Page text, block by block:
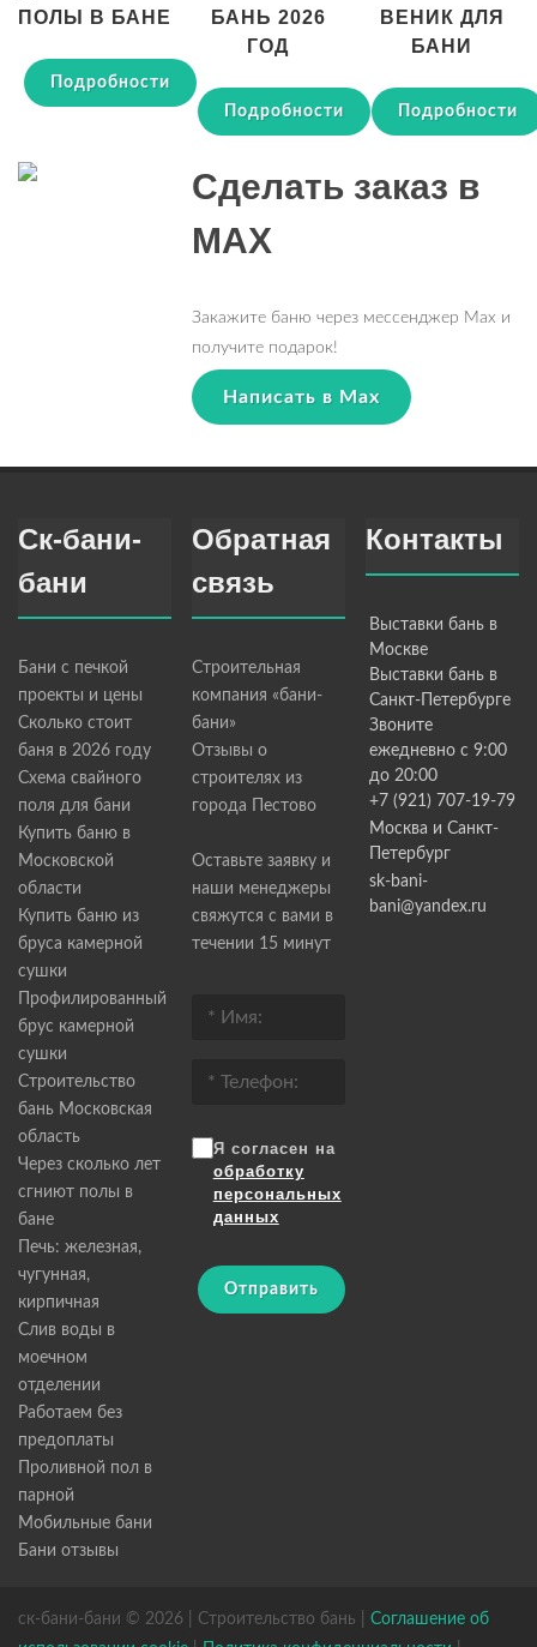
ПОЛЫ В БАНЕ
Подробности
БАНЬ 2026
ГОД
Подробности
ВЕНИК ДЛЯ
БАНИ
Подробности
Сделать заказ в
MAX
Закажите баню через мессенджер Max и
получите подарок!
Написать в Max
Ск-бани-
бани
Бани с печкой
проекты и цены
Сколько стоит
баня в 2026 году
Схема свайного
поля для бани
Купить баню в
Московской
области
Купить баню из
бруса камерной
сушки
Профилированный
брус камерной
сушки
Строительство
бань Московская
область
Через сколько лет
сгниют полы в
бане
Печь: железная,
чугунная,
кирпичная
Слив воды в
моечном
отделении
Работаем без
предоплаты
Проливной пол в
парной
Мобильные бани
Бани отзывы
Обратная
связь
Строительная
компания «бани-
бани»
Отзывы о
строителях из
города Пестово
Оставьте заявку и
наши менеджеры
свяжутся с вами в
течении 15 минут
Я согласен на
обработку
персональных
данных
Отправить
Контакты
Выставки бань в
Москве
Выставки бань в
Санкт-Петербурге
Звоните
ежедневно с 9:00
до 20:00
+7 (921) 707-19-79
Москва и Санкт-
Петербург
sk-bani-
bani@yandex.ru
ск-бани-бани © 2026 | Строительство бань | Соглашение об